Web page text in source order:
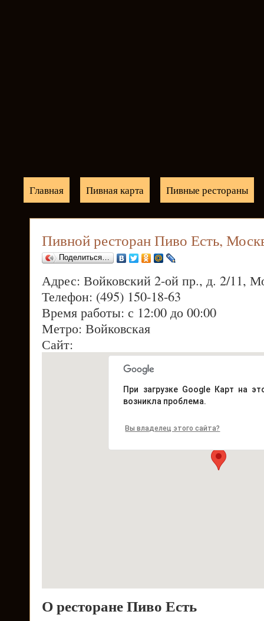
Главная Пивная карта Пивные рестораны
Пивной ресторан Пиво Есть,
Поделиться…
Адрес: Войковский 2-ой пр., д. 2/11,
Телефон: (495) 150-18-63
Время работы: с 12:00 до 00:00
Метро: Войковская
Сайт:
При загрузке Google Карт на
возникла проблема.
Вы владелец этого сайта?
О ресторане Пиво Есть